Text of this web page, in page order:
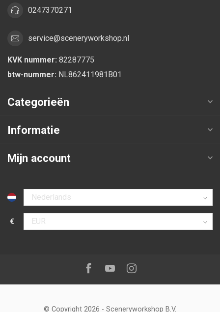
0247370271
service@sceneryworkshop.nl
KVK nummer: 82287775
btw-nummer: NL862411981B01
Categorieën
Informatie
Mijn account
Selecteer taal
€
Selecteer valuta
Volg ons op:Facebook
YoutubeInstagram
© Copyright 2026 - Sceneryworkshop B.V.